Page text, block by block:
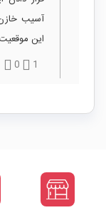
آسیب خازن
این
1
0